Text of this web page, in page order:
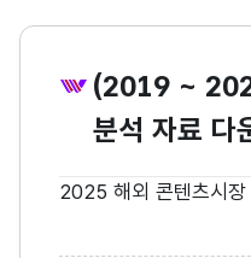
(2019 ~
분석 자료 다
2025 해외 콘텐츠시장